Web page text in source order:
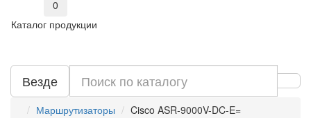
0
Каталог продукции
Везде
Маршрутизаторы Cisco ASR-9000V-DC-E=